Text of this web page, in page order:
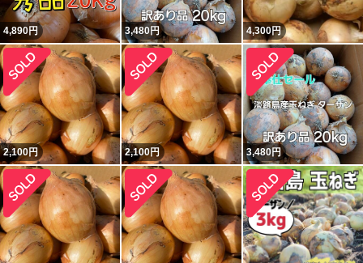
4,890円 3,480円 4,300円
2,100円 2,100円 3,480円